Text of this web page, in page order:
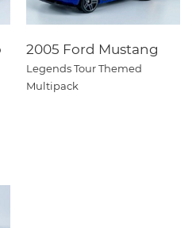
2005 Ford Mustang
Legends Tour Themed
Multipack